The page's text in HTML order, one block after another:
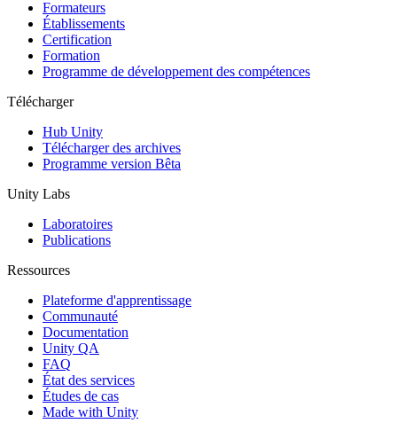
Jeux XR
Lancez des jeux XR sur plusieurs plateformes
Jeux multijoueur
Simplifiez le développement de jeux multijoueurs
Formateurs
Établissements
Certification
Formation
Programme de développement des compétences
Télécharger
Hub Unity
Télécharger des archives
Programme version Bêta
Unity Labs
Laboratoires
Publications
Ressources
Plateforme d'apprentissage
Communauté
Documentation
Unity QA
FAQ
État des services
Études de cas
Made with Unity